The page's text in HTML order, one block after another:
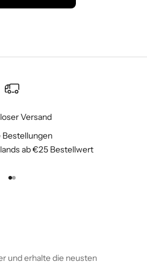
Versand
Bestellungen
ab €25 Bestellwert
Gehe zu Element 1
Gehe zu Element 2
und erhalte die neusten